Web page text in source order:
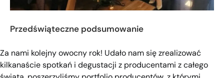
Przedświąteczne podsumowanie
Za nami kolejny owocny rok! Udało nam się zrealizować
kilkanaście spotkań i degustacji z producentami z całego